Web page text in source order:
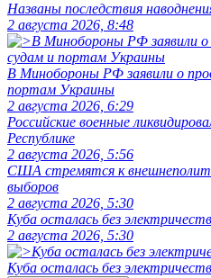
Названы последствия
2 августа 2026, 8:48
В Минобороны РФ заявили о
портам Украины
2 августа 2026, 6:29
Российские военные
Республике
2 августа 2026, 5:56
США стремятся к
выборов
2 августа 2026, 5:30
Куба осталась без
2 августа 2026, 5:30
Куба осталась без